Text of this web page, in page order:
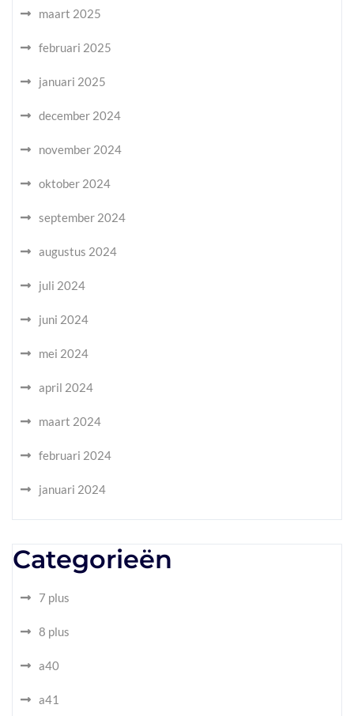
maart 2025
februari 2025
januari 2025
december 2024
november 2024
oktober 2024
september 2024
augustus 2024
juli 2024
juni 2024
mei 2024
april 2024
maart 2024
februari 2024
januari 2024
Categorieën
7 plus
8 plus
a40
a41